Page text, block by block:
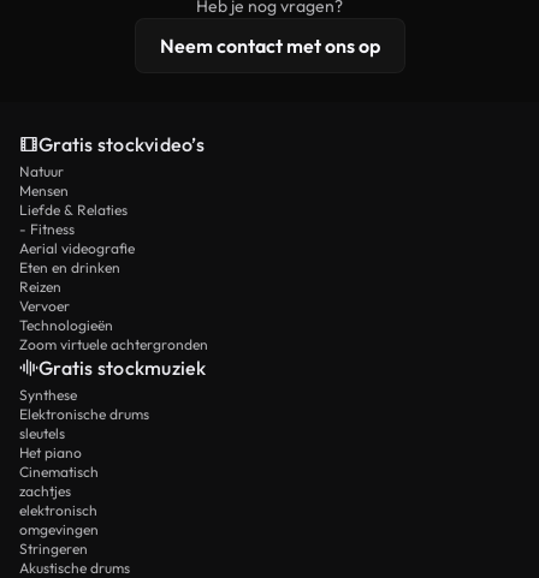
licentiebescherming omvat.
Heb je nog vragen?
Neem contact met ons op
Gratis stockvideo’s
Natuur
Mensen
Liefde & Relaties
- Fitness
Aerial videografie
Eten en drinken
Reizen
Vervoer
Technologieën
Zoom virtuele achtergronden
Gratis stockmuziek
Synthese
Elektronische drums
sleutels
Het piano
Cinematisch
zachtjes
elektronisch
omgevingen
Stringeren
Akustische drums